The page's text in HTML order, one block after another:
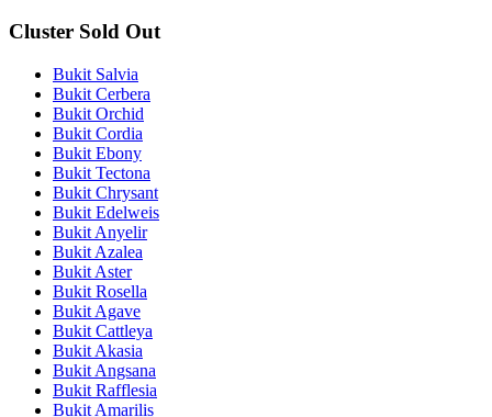
Cluster Sold Out
Bukit Salvia
Bukit Cerbera
Bukit Orchid
Bukit Cordia
Bukit Ebony
Bukit Tectona
Bukit Chrysant
Bukit Edelweis
Bukit Anyelir
Bukit Azalea
Bukit Aster
Bukit Rosella
Bukit Agave
Bukit Cattleya
Bukit Akasia
Bukit Angsana
Bukit Rafflesia
Bukit Amarilis